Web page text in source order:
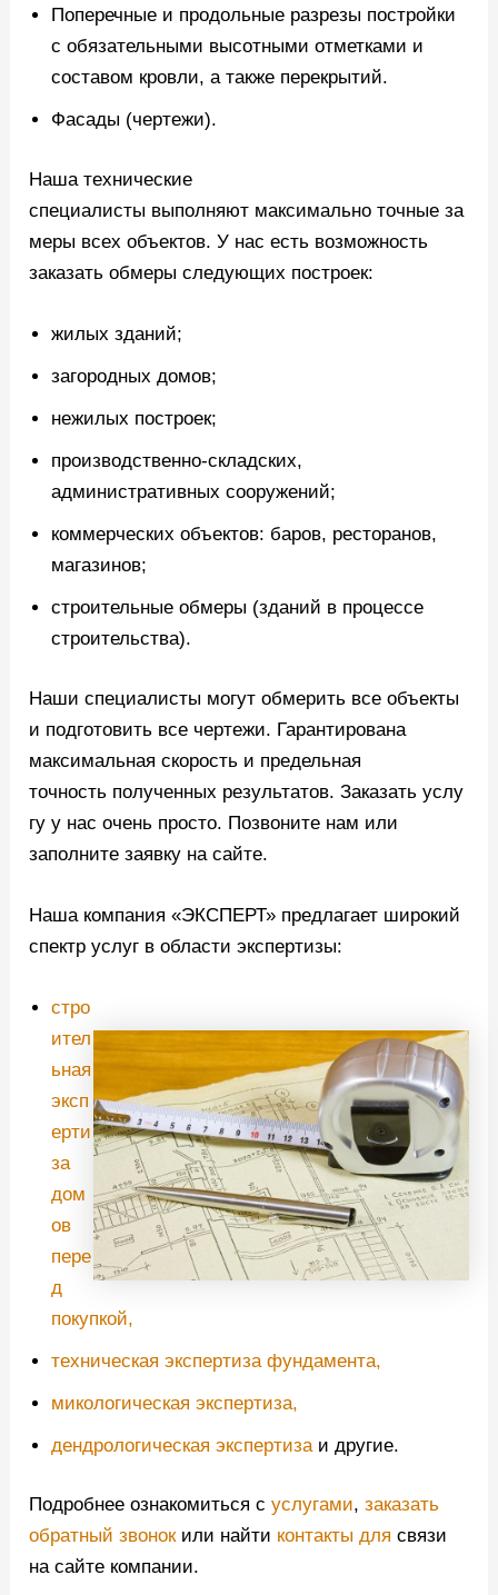
Поперечные и продольные разрезы постройки
с обязательными высотными отметками и
составом кровли, а также перекрытий.
Фасады (чертежи).
Наша технические
специалисты выполняют максимально точные за
меры всех объектов. У нас есть возможность
заказать обмеры следующих построек:
жилых зданий;
загородных домов;
нежилых построек;
производственно-складских,
административных сооружений;
коммерческих объектов: баров, ресторанов,
магазинов;
строительные обмеры (зданий в процессе
строительства).
Наши специалисты могут обмерить все объекты
и подготовить все чертежи. Гарантирована
максимальная скорость и предельная
точность полученных результатов. Заказать услу
гу у нас очень просто. Позвоните нам или
заполните заявку на сайте.
Наша компания «ЭКСПЕРТ» предлагает широкий
спектр услуг в области экспертизы:
стро
ител
ьная
эксп
ерти
за
дом
ов
пере
д
покупкой,
техническая экспертиза фундамента,
микологическая экспертиза,
дендрологическая экспертиза и другие.
Подробнее ознакомиться с услугами,заказать
обратный звонокили найти контакты для связи
на сайте компании.